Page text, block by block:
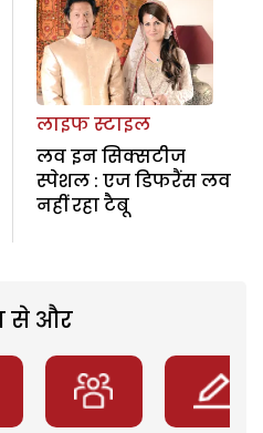
लाइफ स्टाइल
लव इन सिक्सटीज
स्पेशल : एज डिफरैंस लव
नहीं रहा टैबू
से और